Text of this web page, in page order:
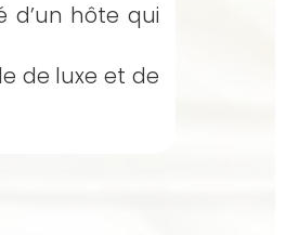
d’un hôte qui
de luxe et de